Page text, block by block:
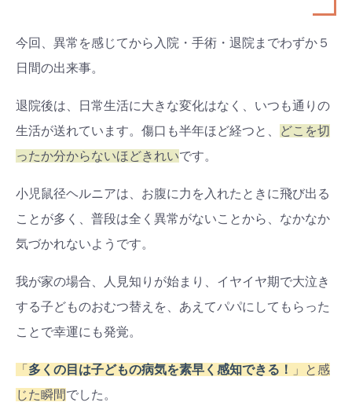
今回、異常を感じてから入院・手術・退院までわずか５
日間の出来事。
退院後は、日常生活に大きな変化はなく、いつも通りの
生活が送れています。傷口も半年ほど経つと、
どこを切
ったか分からないほどきれいです。
小児鼠径ヘルニアは、お腹に力を入れたときに飛び出る
ことが多く、普段は全く異常がないことから、なかなか
気づかれないようです。
我が家の場合、人見知りが始まり、イヤイヤ期で大泣き
する子どものおむつ替えを、あえてパパにしてもらった
ことで幸運にも発覚。
「 多くの目は子どもの病気を素早く感知できる！
」と感
じた瞬間でした。